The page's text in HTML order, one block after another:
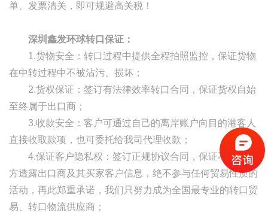
单、发票清关，即可规避高关税！
深圳鑫发环球转口保证：
1.货物安全：转口过程中提供全程拍照监控，保证货物
在中转过程中不被沾污、损坏；
2.货权保证：签订有法律效率转口合同，保证货权自始
至终属于出口商；
3.收款安全：客户可通过自己的离岸账户向目的港客人
直接收取款项，也可委托给我司代理收款；
4.保证客户隐私权：签订正规协议合同，保证不对第三
方透露出口商及其买家客户信息，绝不参与任何贸易性质的
活动，再此郑重承诺，我们只努力成为全国最专业的转口贸
易、转口物流供应商；